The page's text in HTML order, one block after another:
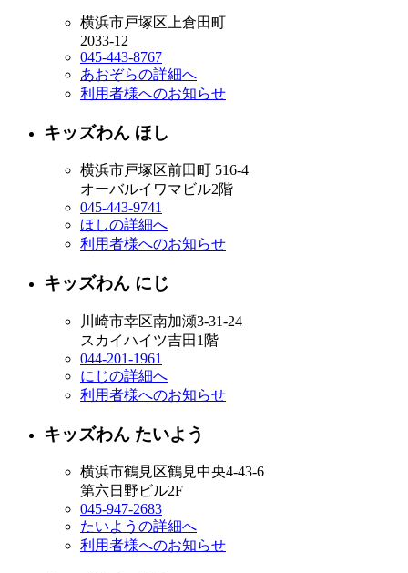
横浜市戸塚区上倉田町
2033-12
045-443-8767
あおぞらの詳細へ
利用者様へのお知らせ
キッズわん ほし
横浜市戸塚区前田町 516-4
オーバルイワマビル2階
045-443-9741
ほしの詳細へ
利用者様へのお知らせ
キッズわん にじ
川崎市幸区南加瀬3-31-24
スカイハイツ吉田1階
044-201-1961
にじの詳細へ
利用者様へのお知らせ
キッズわん たいよう
横浜市鶴見区鶴見中央4-43-6
第六日野ビル2F
045-947-2683
たいようの詳細へ
利用者様へのお知らせ